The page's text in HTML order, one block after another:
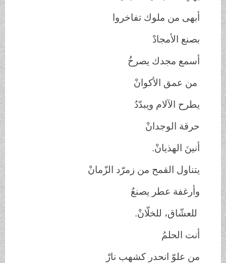
أبهى من ملوك تفاخروا
بصنع الأمجادْ
أسمع مجدك يصرخُ
من عمق الأكوانْ
يطرح الآلام ويبدّدُ
حرقة الوجدانْ
أنينَ الهذيانْ.
يتناول القمح من زمرّد الزّمانْ
وأرغفة عطر يصنعُ
للعشّاق، للخلّانْ.
أنت الحلمُ
من علوّ انحدر كشهب نارْ